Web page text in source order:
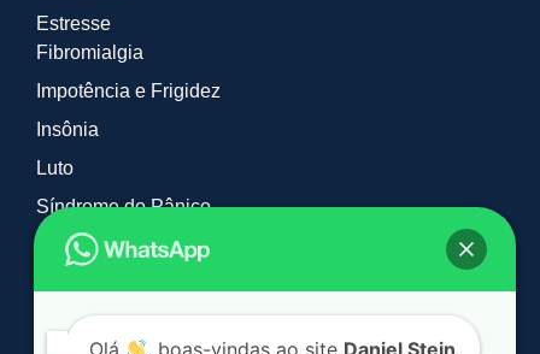
Estresse
Fibromialgia
Impotência e Frigidez
Insônia
Luto
Síndrome do Pânico
Tabagismo e Vícios
TOC
Olá , boas-vindas ao site Daniel Stein